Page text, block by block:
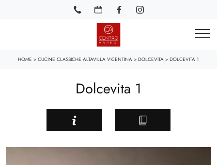
HOME > CUCINE CLASSICHE ALTAVILLA VICENTINA > DOLCEVITA > DOLCEVITA 1
Dolcevita 1